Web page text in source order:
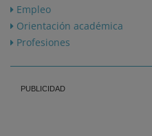
Empleo
Orientación académica
Profesiones